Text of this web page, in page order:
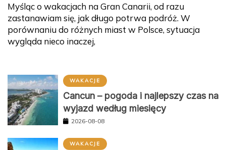
Myśląc o wakacjach na Gran Canarii, od razu
zastanawiam się, jak długo potrwa podróż. W
porównaniu do różnych miast w Polsce, sytuacja
wygląda nieco inaczej,
WAKACJE
Cancun – pogoda i najlepszy czas na
wyjazd według miesięcy
2026-08-08
WAKACJE